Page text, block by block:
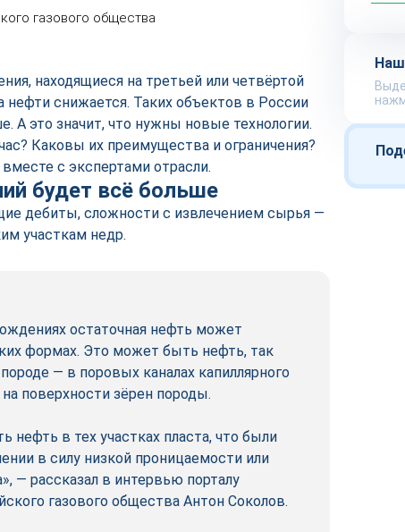
газового общества
находящиеся на третьей или четвёртой
нефти снижается. Таких объектов в России
А это значит, что нужны новые технологии.
Каковы их преимущества и ограничения?
с экспертами отрасли.
будет всё больше
дебиты, сложности с извлечением сырья —
участкам недр.
остаточная нефть может
формах. Это может быть нефть, так
— в поровых каналах капиллярного
поверхности зёрен породы.
нефть в тех участках пласта, что были
в силу низкой проницаемости или
— рассказал в интервью порталу
газового общества Антон Соколов.